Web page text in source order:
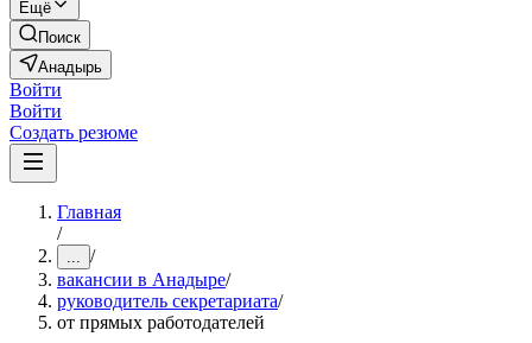
Ещё
Поиск
Анадырь
Войти
Войти
Создать резюме
Главная
/
... /
вакансии в Анадыре/
руководитель секретариата/
от прямых работодателей